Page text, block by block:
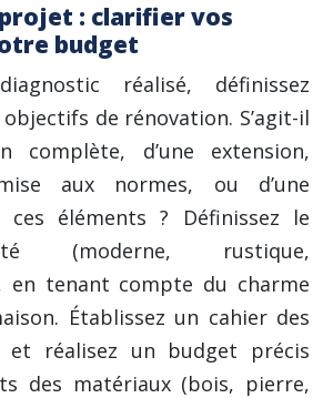
: clarifier vos
budget
réalisé, définissez
de rénovation. S’agit-il
complète, d’une extension,
aux normes, ou d’une
ces éléments ? Définissez le
(moderne, rustique,
en tenant compte du charme
Établissez un cahier des
et réalisez un budget précis
des matériaux (bois, pierre,